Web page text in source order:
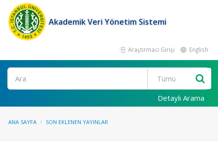
Akademik Veri Yönetim Sistemi
Araştırmacı Girişi English
Ara
Detaylı Arama
ANA SAYFA SON EKLENEN YAYINLAR